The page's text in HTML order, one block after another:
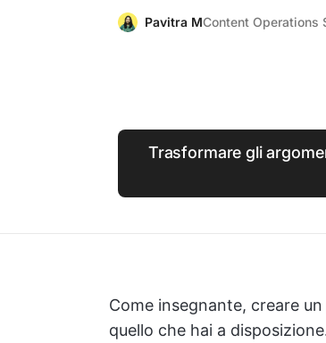
Pavitra MContent Operations
Trasformare gli
Come insegnante, creare
quello che hai a